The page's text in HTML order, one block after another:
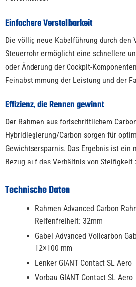
Einfachere Verstellbarkeit
Die völlig neue Kabelführung durch den
Steuerrohr ermöglicht eine schnellere
oder Änderung der Cockpit-
Feinabstimmung der Leistung und der
Effizienz, die Rennen gewinnt
Der Rahmen aus fortschrittlichem
Hybridlegierung/Carbon sorgen für
Gewichtsersparnis. Das Ergebnis ist ein
Bezug auf das Verhältnis von Steifigkeit
Technische Daten
Rahmen Advanced Carbon
Reifenfreiheit: 32mm
Gabel Advanced Vollcarbon
12×100 mm
Lenker GIANT Contact SL Aero
Vorbau GIANT Contact SL Aero